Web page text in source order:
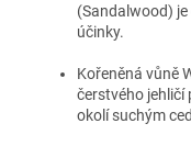
(Sandalwood)
účinky.
Kořeněná vůně
čerstvého jehličí
okolí suchým